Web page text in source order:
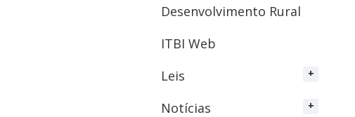
Desenvolvimento Rural
ITBI Web
Leis
Notícias